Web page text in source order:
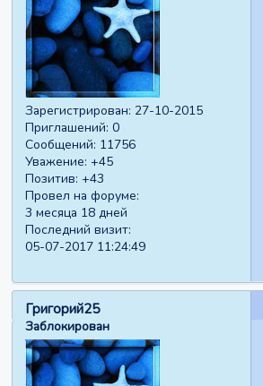
Зарегистрирован: 27-10-2015
Приглашений: 0
Сообщений: 11756
Уважение: +45
Позитив: +43
Провел на форуме:
3 месяца 18 дней
Последний визит:
05-07-2017 11:24:49
Григорий25
Заблокирован